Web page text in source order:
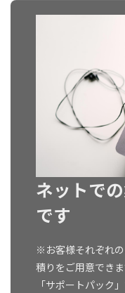
ネットで
です
※お客様それぞれ
積りをご用意でき
「サポートパック